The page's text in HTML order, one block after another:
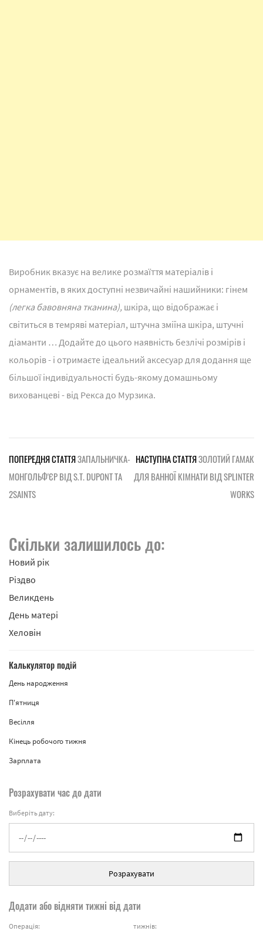
Виробник вказує на велике розмаїття матеріалів і
орнаментів, в яких доступні незвичайні нашийники: гінем
(легка бавовняна тканина), шкіра, що відображає і
світиться в темряві матеріал, штучна зміїна шкіра, штучні
діаманти … Додайте до цього наявність безлічі розмірів і
кольорів - і отримаєте ідеальний аксесуар для додання ще
більшої індивідуальності будь-якому домашньому
вихованцеві - від Рекса до Мурзика.
ПОПЕРЕДНЯ СТАТТЯЗАПАЛЬНИЧКА-
МОНГОЛЬФ'ЄР ВІД S.T. DUPONT ТА
2SAINTS
НАСТУПНА СТАТТЯЗОЛОТИЙ ГАМАК
ДЛЯ ВАННОЇ КІМНАТИ ВІД SPLINTER
WORKS
Скільки залишилось до:
Новий рік
Різдво
Великдень
День матері
Хеловін
Калькулятор подій
День народження
П'ятниця
Весілля
Кінець робочого тижня
Зарплата
Розрахувати час до дати
Виберіть дату:
Розрахувати
Додати або відняти тижні від дати
Операція: тижнів: